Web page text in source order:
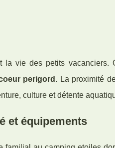
la vie des petits vacanciers.
perigord . La proximité
culture et détente
et équipements